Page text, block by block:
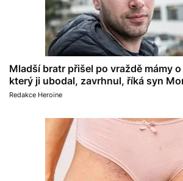
Mladší bratr přišel po vraždě mámy
který ji ubodal, zavrhnul, říká syn
Redakce Heroine